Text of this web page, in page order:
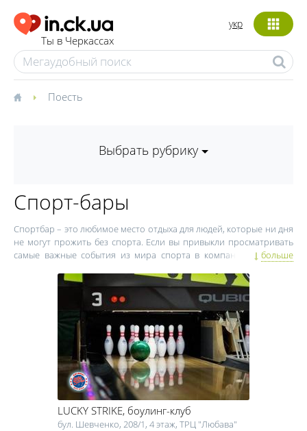
Ты в Черкассах
укр
Поесть
Выбрать рубрику
Спорт-бары
Спортбар – это любимое место отдыха для людей, которые ни дня
не могут прожить без спорта. Если вы привыкли просматривать
самые важные события из мира спорта в компании друзей за
стерпят крики "Гол" или "Откуда у тебя ноги растут?!", вкусно
накормят, дадут возможность отпраздновать долгожданную
победу любимой команды и утешат, если она проиграет. Только в
спорт-баре вы сможете посмотреть прямую трансляцию игр и
чемпионатов по футболу, теннису, баскетболу, хоккею и т.д. И
только в этом заведении вам предложат богатый выбор пива и
вкусных закусок к нему, чтобы просмотр игры был действительно
незабываемым.
Спорт-бары Черкасс подарят вам незабываемое ощущение
присутствия: меню спорт бара, неповторимая атмосфера,
интерьер спорт бара – все это буквально перенесет вас на
долгожданный чемпионат мира по футболу или на очередные
больше
LUCKY STRIKE, боулинг-клуб
бул. Шевченко, 208/1, 4 этаж, ТРЦ "Любава"